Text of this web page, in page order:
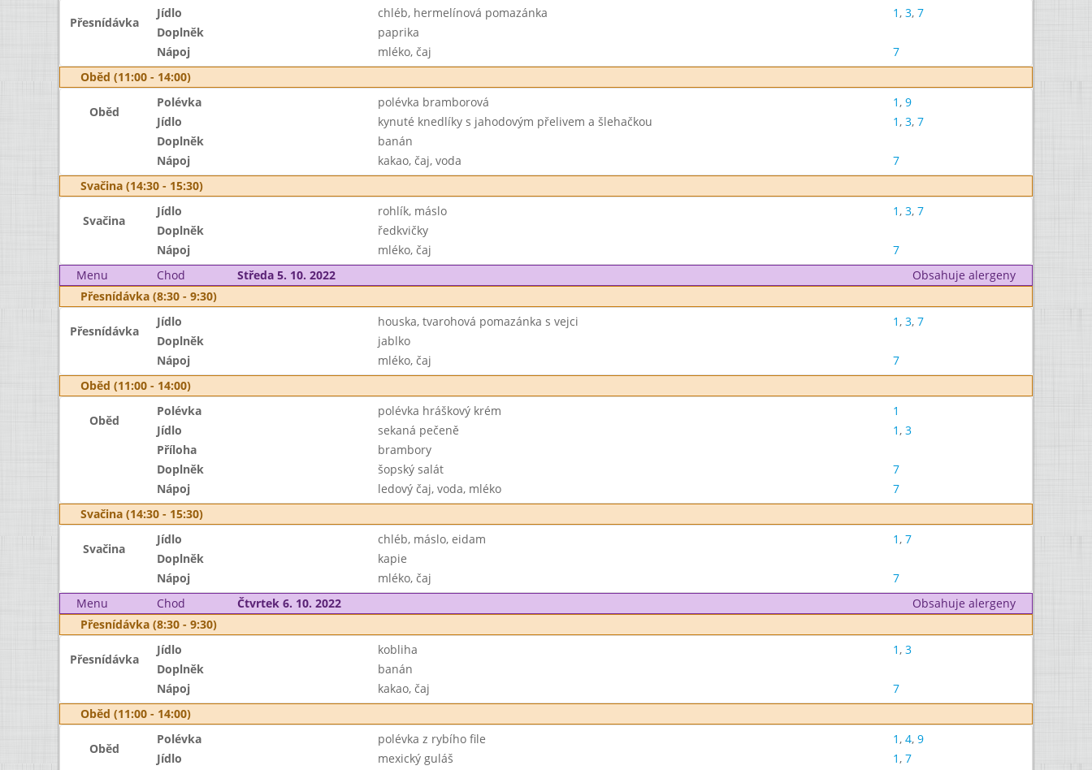
Přesnídávka
Jídlo chléb, hermelínová pomazánka 1, 3, 7
Doplněk
paprika
Nápoj
mléko, čaj
7
Oběd (11:00 - 14:00)
Oběd
Polévka polévka bramborová 1, 9
Jídlo
kynuté knedlíky s jahodovým přelivem a šlehačkou 1, 3, 7
Doplněk
banán
Nápoj
kakao, čaj, voda
7
Svačina (14:30 - 15:30)
Svačina
Jídlo rohlík, máslo 1, 3, 7
Doplněk
ředkvičky
Nápoj
mléko, čaj
7
Menu
Chod Středa 5. 10. 2022
Obsahuje alergeny
Přesnídávka (8:30 - 9:30)
Přesnídávka
Jídlo houska, tvarohová pomazánka s vejci 1, 3, 7
Doplněk
jablko
Nápoj
mléko, čaj
7
Oběd (11:00 - 14:00)
Oběd
Polévka polévka hráškový krém
1
Jídlo
sekaná pečeně 1, 3
Příloha
brambory
Doplněk
šopský salát
7
Nápoj
ledový čaj, voda, mléko
7
Svačina (14:30 - 15:30)
Svačina
Jídlo chléb, máslo, eidam 1, 7
Doplněk
kapie
Nápoj
mléko, čaj
7
Menu
Chod Čtvrtek 6. 10. 2022
Obsahuje alergeny
Přesnídávka (8:30 - 9:30)
Přesnídávka
Jídlo kobliha 1, 3
Doplněk
banán
Nápoj
kakao, čaj
7
Oběd (11:00 - 14:00)
Oběd
Polévka polévka z rybího file 1, 4, 9
Jídlo
mexický guláš 1, 7